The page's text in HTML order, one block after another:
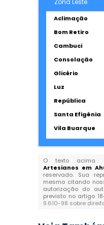
Zona Leste
Aclimação
Bom Retiro
Cambuci
Consolação
Glicério
Luz
República
Santa Efigênia
Vila Buarque
O texto acima
Artesianos em
reservado. Sua
mesmo citando
autorização do
previsto no artigo
9.610-98 sobre